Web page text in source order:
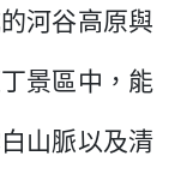
河谷高原與
景區中，能
山脈以及清